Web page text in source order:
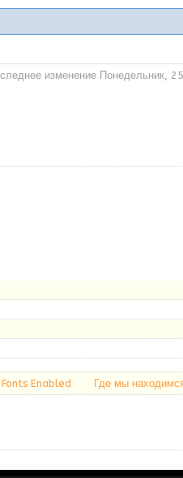
изменение Понедельник,
Enabled Где мы